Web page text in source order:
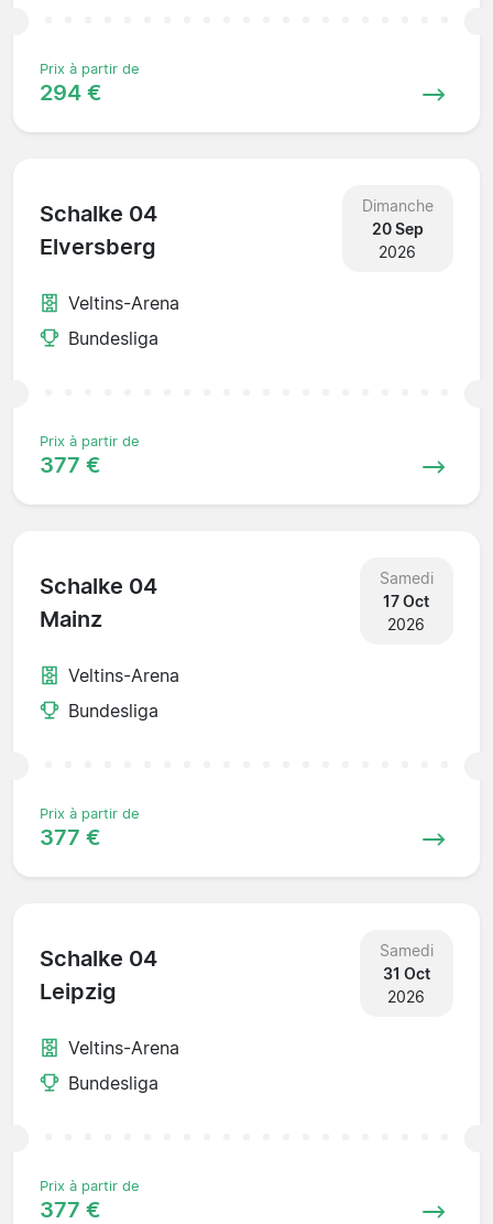
Prix à partir de
294 €
Schalke 04
Elversberg
Dimanche
20 Sep
2026
Veltins-Arena
Bundesliga
Prix à partir de
377 €
Schalke 04
Mainz
Samedi
17 Oct
2026
Veltins-Arena
Bundesliga
Prix à partir de
377 €
Schalke 04
Leipzig
Samedi
31 Oct
2026
Veltins-Arena
Bundesliga
Prix à partir de
377 €